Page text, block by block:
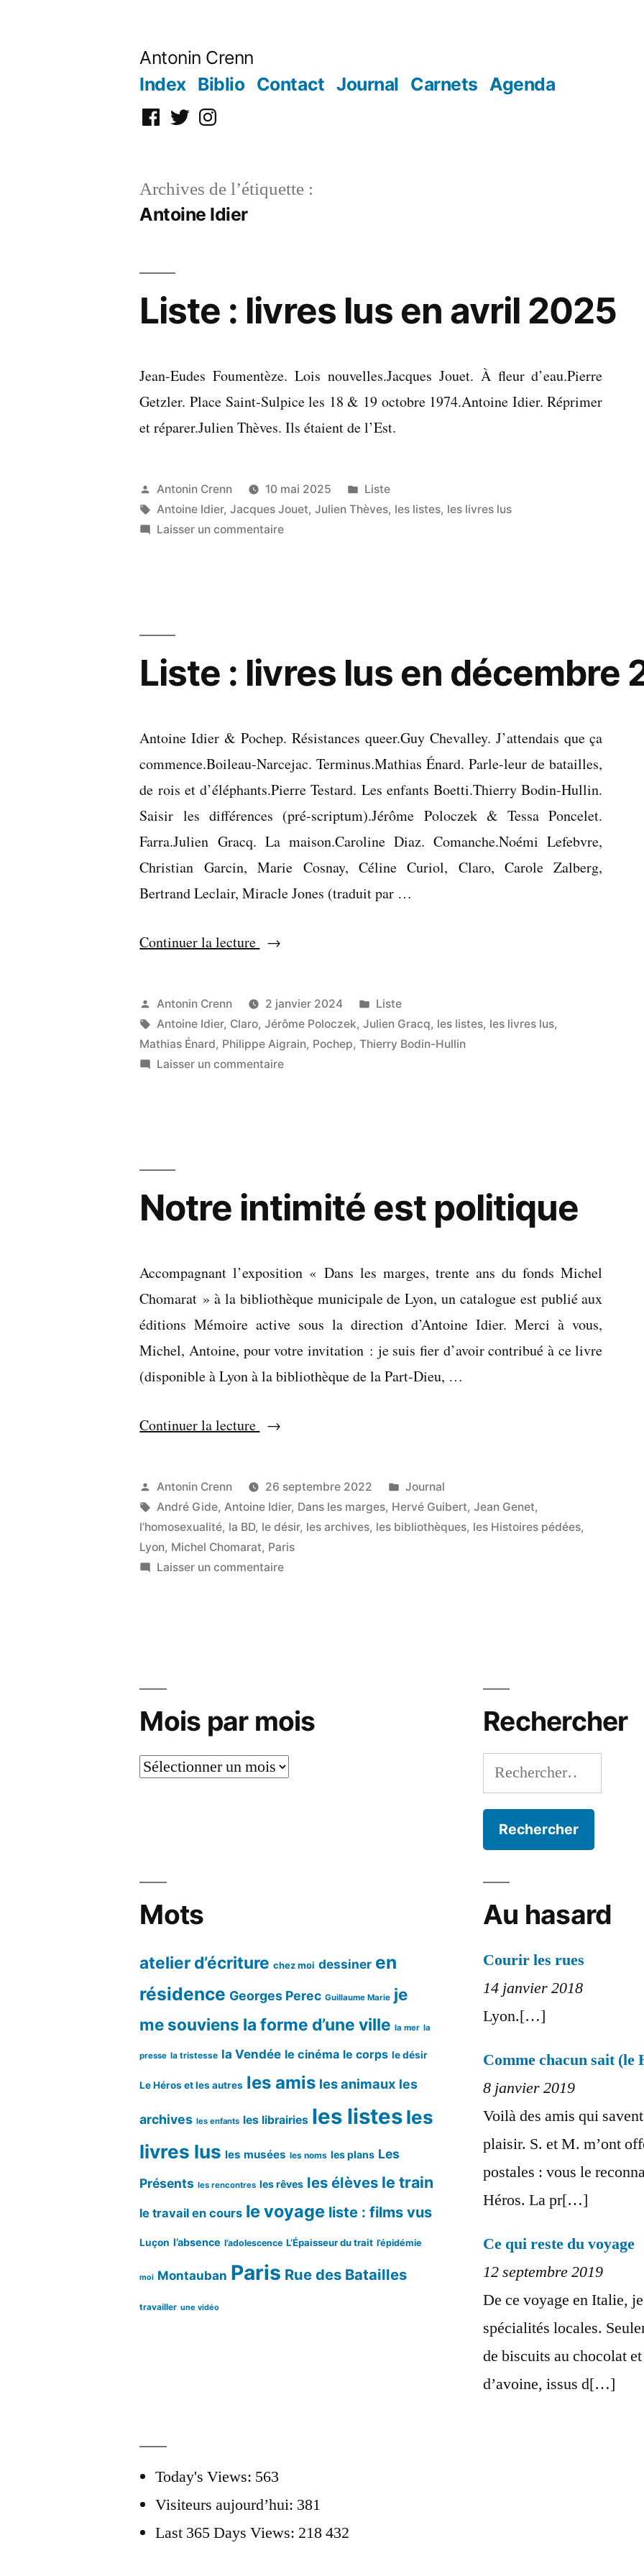
Antonin Crenn
Index Biblio Contact Journal Carnets Agenda
Facebook
TwitterInstagram
Archives de l’étiquette :
Antoine Idier
Liste : livres lus en avril 2025
Jean-Eudes Foumentèze. Lois nouvelles.Jacques Jouet. À fleur d’eau.Pierre
Getzler. Place Saint-Sulpice les 18 & 19 octobre 1974.Antoine Idier. Réprimer
et réparer.Julien Thèves. Ils étaient de l’Est.
Publié
par
Antonin Crenn 10 mai 2025
Publié
dans
Liste
Étiquettes :
Antoine Idier,Jacques Jouet,Julien Thèves, les listes, les livres lus
Laisser un commentairesur
2025
Liste : livres lus en décembre
Antoine Idier & Pochep. Résistances queer.Guy Chevalley. J’attendais que ça
commence.Boileau-Narcejac. Terminus.Mathias Énard. Parle-leur de batailles,
de rois et d’éléphants.Pierre Testard. Les enfants Boetti.Thierry Bodin-Hullin.
Saisir les différences (pré-scriptum).Jérôme Poloczek & Tessa Poncelet.
Farra.Julien Gracq. La maison.Caroline Diaz. Comanche.Noémi Lefebvre,
Christian Garcin, Marie Cosnay, Céline Curiol, Claro, Carole Zalberg,
Bertrand Leclair, Miracle Jones (traduit par …
Continuer la lecture « Liste
lus
en
décembre
Publié
par
Antonin Crenn 2 janvier 2024
Publié
dans
Liste
Étiquettes :
Antoine Idier, Claro,Jérôme Poloczek,Julien Gracq, les listes, les livres lus,
Mathias Énard, Philippe Aigrain, Pochep,Thierry Bodin-Hullin
Laisser un commentairesur
2023
Notre intimité est politique
Accompagnant l’exposition « Dans les marges, trente ans du fonds Michel
Chomarat » à la bibliothèque municipale de Lyon, un catalogue est publié aux
éditions Mémoire active sous la direction d’Antoine Idier. Merci à vous,
Michel, Antoine, pour votre invitation : je suis fier d’avoir contribué à ce livre
(disponible à Lyon à la bibliothèque de la Part-Dieu, …
Continuer la lecture « Notre
politique »
Publié
par
Antonin Crenn 26 septembre 2022
Publié
dans
Journal
Étiquettes :
André Gide, Antoine Idier, Dans les marges, Hervé Guibert,Jean Genet,
l’homosexualité, la BD, le désir, les archives, les bibliothèques, les Histoires pédées,
Lyon, Michel Chomarat, Paris
Laisser un commentairesur
Mois par mois
Mois
Rechercher
Rechercher :
Mots
atelier d’écriture chez moi dessiner en
résidence Georges Perec Guillaume Marie je
me souviens la forme d’une ville la mer la
presse la tristesse la Vendée le cinéma le corps le désir
Le Héros et les autres les amis les animaux les
archives les enfants les librairies les listesles
livres lus les musées les noms les plans Les
Présents les rencontres les rêves les élèves le train
le travail en cours le voyage liste : films vus
Luçon l’absence l’adolescence L’Épaisseur du trait l’épidémie
moi Montauban Paris Rue des Batailles
travailler une vidéo
Au hasard
Courir les rues
14 janvier 2018
Lyon.[…]
Comme chacun sait (le
8 janvier 2019
Voilà des amis qui
plaisir. S. et M. m’ont
postales : vous le
Héros. La pr[…]
Ce qui reste du voyage
12 septembre 2019
De ce voyage en Italie,
spécialités locales.
de biscuits au chocolat
d’avoine, issus d[…]
Today's Views: 563
Visiteurs aujourd’hui: 381
Last 365 Days Views: 218 432